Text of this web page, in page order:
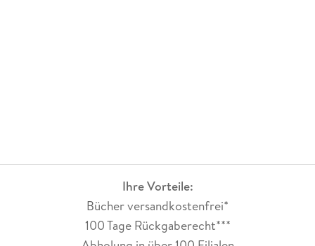
Ihre Vorteile:
Bücher versandkostenfrei*
100 Tage Rückgaberecht***